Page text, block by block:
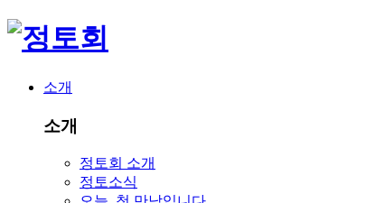
소개
소개
정토회 소개
정토소식